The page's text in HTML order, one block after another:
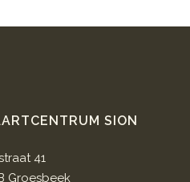
SION
41
Groesbeek